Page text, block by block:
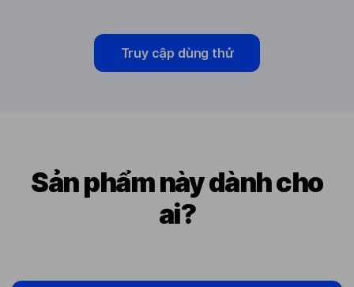
Truy cập dùng thử
Sản phẩm này dành cho
ai?